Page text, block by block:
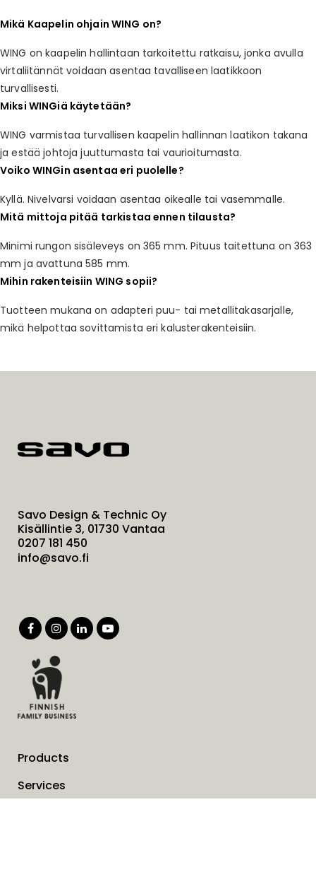
Mikä Kaapelin ohjain WING on?
WING on kaapelin hallintaan tarkoitettu ratkaisu, jonka avulla
virtaliitännät voidaan asentaa tavalliseen laatikkoon
turvallisesti.
Miksi WINGiä käytetään?
WING varmistaa turvallisen kaapelin hallinnan laatikon takana
ja estää johtoja juuttumasta tai vaurioitumasta.
Voiko WINGin asentaa eri puolelle?
Kyllä. Nivelvarsi voidaan asentaa oikealle tai vasemmalle.
Mitä mittoja pitää tarkistaa ennen tilausta?
Minimi rungon sisäleveys on 365 mm. Pituus taitettuna on 363
mm ja avattuna 585 mm.
Mihin rakenteisiin WING sopii?
Tuotteen mukana on adapteri puu- tai metallitakasarjalle,
mikä helpottaa sovittamista eri kalusterakenteisiin.
Savo Design & Technic Oy
Kisällintie 3, 01730 Vantaa
0207 181 450
info@savo.fi
Products
Services